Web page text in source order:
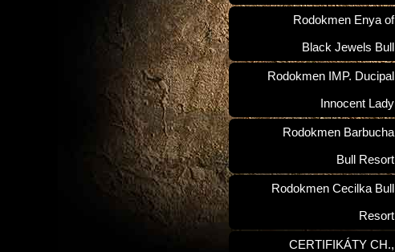
Rodokmen Enya of
Black Jewels Bull
Rodokmen IMP. Ducipal
Innocent Lady
Rodokmen Barbucha
Bull Resort
Rodokmen Cecilka Bull
Resort
CERTIFIKÁTY CH.,